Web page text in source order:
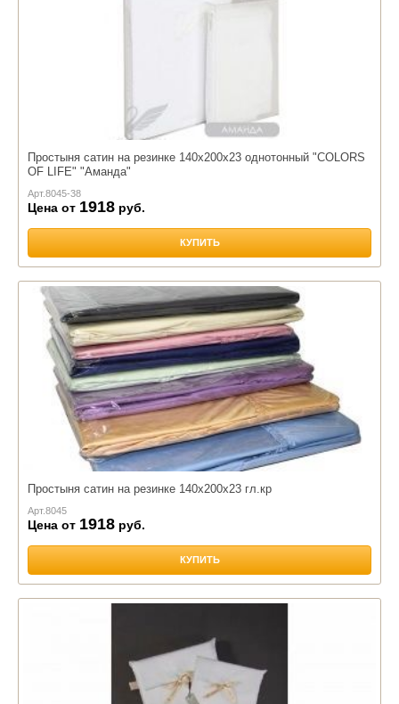
Простыня сатин на резинке 140х200х23 однотонный "COLORS
OF LIFE" "Аманда"
Арт.8045-38
Цена от 1918 руб.
КУПИТЬ
Простыня сатин на резинке 140х200х23 гл.кр
Арт.8045
Цена от 1918 руб.
КУПИТЬ